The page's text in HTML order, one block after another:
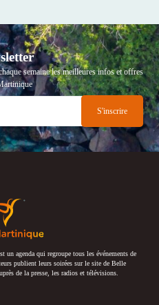
semaine les meilleures infos et offres
un agenda qui regroupe tous les événements de
publient leurs soirées sur le site de Belle
de la presse, les radios et télévisions.